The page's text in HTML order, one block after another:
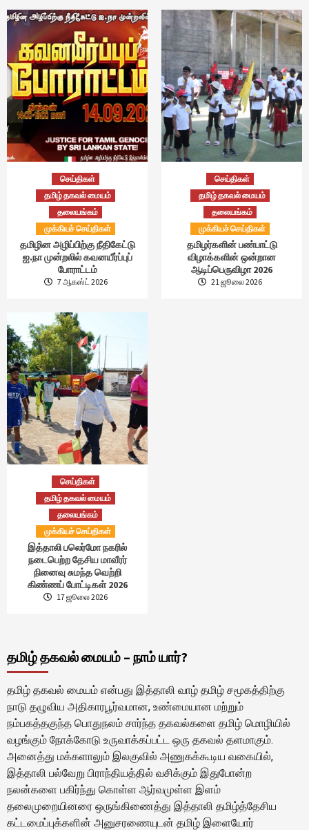
செய்திகள்
தமிழ் தகவல் மையம்
தலையங்கம்
முக்கியச் செய்திகள்
தமிழின அழிப்பிற்கு நீதிகேட்டு
ஐ.நா முன்றலில் கவனயீர்ப்புப்
போராட்டம்
7 ஆகஸ்ட் 2026
செய்திகள்
தமிழ் தகவல் மையம்
தலையங்கம்
முக்கியச் செய்திகள்
தமிழர்களின் பண்பாட்டு
விழாக்களின் ஒன்றான
ஆடிப்பெருவிழா 2026
21 ஜூலை 2026
செய்திகள்
தமிழ் தகவல் மையம்
தலையங்கம்
முக்கியச் செய்திகள்
இத்தாலி பலெர்மோ நகரில்
நடைபெற்ற தேசிய மாவீரர்
நினைவு சுமந்த வெற்றி
கிண்ணப் போட்டிகள் 2026
17 ஜூலை 2026
தமிழ் தகவல் மையம் – நாம் யார்?
தமிழ் தகவல் மையம் என்பது இத்தாலி வாழ் தமிழ் சமூகத்திற்கு
நாடு தழுவிய அதிகாரபூர்வமான, உண்மையான மற்றும்
நம்பகத்தகுந்த பொதுநலம் சார்ந்த தகவல்களை தமிழ் மொழியில்
வழங்கும் நோக்கோடு உருவாக்கப்பட்ட ஒரு தகவல் தளமாகும்.
அனைத்து மக்களாலும் இலகுவில் அணுகக்கூடிய வகையில்,
இத்தாலி பல்வேறு பிராந்தியத்தில் வசிக்கும் இதுபோன்ற
நலன்களை பகிர்ந்து கொள்ள ஆர்வமுள்ள இளம்
தலைமுறையினரை ஒருங்கிணைத்து இத்தாலி தமிழ்த்தேசிய
கட்டமைப்புக்களின் அனுசரணையுடன் தமிழ் இளையோர்